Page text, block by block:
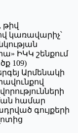
թիվ
կառավարիչ՝
ԻԿԿ շենքում
109)
Արմենակի
համար
գույքերի